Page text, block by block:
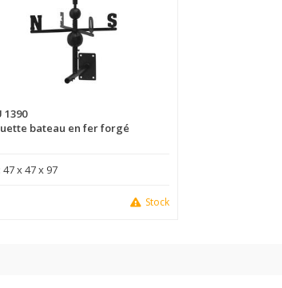
1390
bateau en fer forgé
47 x 47 x 97
Stock